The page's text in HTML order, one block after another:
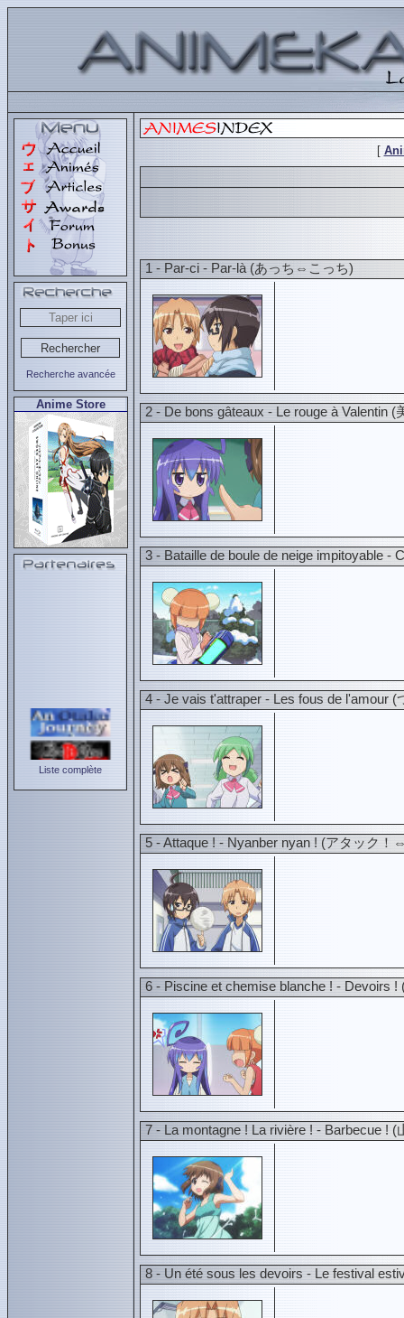
Recherche avancée
Anime Store
Liste complète
[
1 - Par-ci - Par-là (あっち⇔こっち)
2 - De bons gâteaux - Le rouge à Valentin
3 - Bataille de boule de neige impitoyable
4 - Je vais t'attraper - Les fous de l'amour
5 - Attaque ! - Nyanber nyan ! (アタック
6 - Piscine et chemise blanche ! - Devoirs
7 - La montagne ! La rivière ! - Barbecue !
8 - Un été sous les devoirs - Le festival